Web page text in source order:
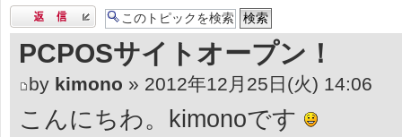
返信する
PCPOSサイトオープン！
by kimono » 2012年12月25日(火) 14:06
こんにちわ。kimonoです